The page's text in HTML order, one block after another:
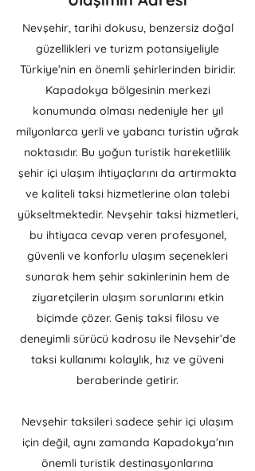
Nevşehir, tarihi dokusu, benzersiz doğal
güzellikleri ve turizm potansiyeliyle
Türkiye’nin en önemli şehirlerinden biridir.
Kapadokya bölgesinin merkezi
konumunda olması nedeniyle her yıl
milyonlarca yerli ve yabancı turistin uğrak
noktasıdır. Bu yoğun turistik hareketlilik
şehir içi ulaşım ihtiyaçlarını da artırmakta
ve kaliteli taksi hizmetlerine olan talebi
yükseltmektedir. Nevşehir taksi hizmetleri,
bu ihtiyaca cevap veren profesyonel,
güvenli ve konforlu ulaşım seçenekleri
sunarak hem şehir sakinlerinin hem de
ziyaretçilerin ulaşım sorunlarını etkin
biçimde çözer. Geniş taksi filosu ve
deneyimli sürücü kadrosu ile Nevşehir’de
taksi kullanımı kolaylık, hız ve güveni
beraberinde getirir.
Nevşehir taksileri sadece şehir içi ulaşım
için değil, aynı zamanda Kapadokya’nın
önemli turistik destinasyonlarına